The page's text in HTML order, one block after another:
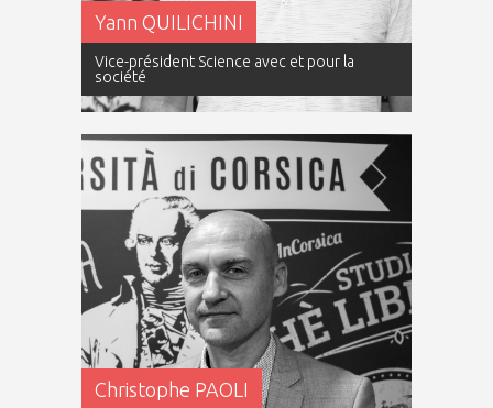
Yann QUILICHINI
Vice-président Science avec et pour la
société
Christophe PAOLI